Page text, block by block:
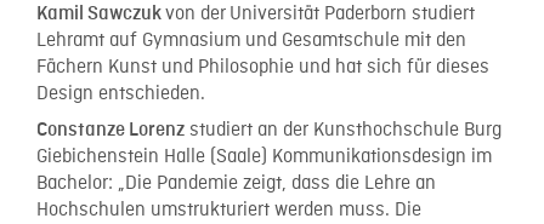
Kamil Sawczukvon der Universität Paderborn studiert
Lehramt auf Gymnasium und Gesamtschule mit den
Fächern Kunst und Philosophie und hat sich für dieses
Design entschieden.
Constanze Lorenz studiert an der Kunsthochschule Burg
Giebichenstein Halle (Saale) Kommunikationsdesign im
Bachelor: „Die Pandemie zeigt, dass die Lehre an
Hochschulen umstrukturiert werden muss. Die